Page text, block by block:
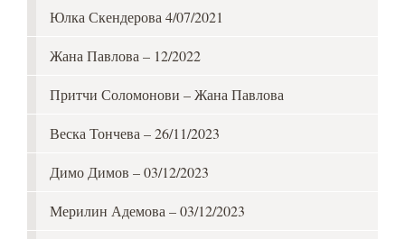
Юлка Скендерова 4/07/2021
Жана Павлова – 12/2022
Притчи Соломонови – Жана Павлова
Веска Тончева – 26/11/2023
Димо Димов – 03/12/2023
Мерилин Адемова – 03/12/2023